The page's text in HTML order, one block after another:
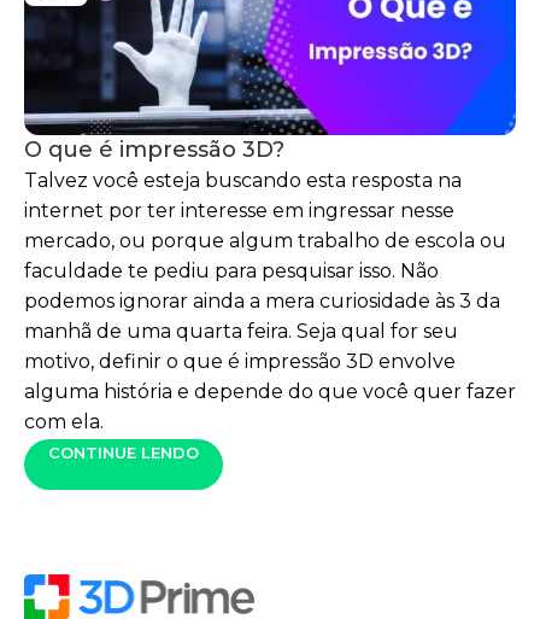
O que é impressão 3D?
Talvez você esteja buscando esta resposta na
internet por ter interesse em ingressar nesse
mercado, ou porque algum trabalho de escola ou
faculdade te pediu para pesquisar isso. Não
podemos ignorar ainda a mera curiosidade às 3 da
manhã de uma quarta feira. Seja qual for seu
motivo, definir o que é impressão 3D envolve
alguma história e depende do que você quer fazer
com ela.
CONTINUE LENDO